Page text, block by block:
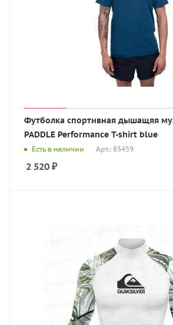
Футболка спортивная дышащяя
PADDLE Performance T-shirt blue
Есть в наличии Арт.: 83459
2 520 ₽